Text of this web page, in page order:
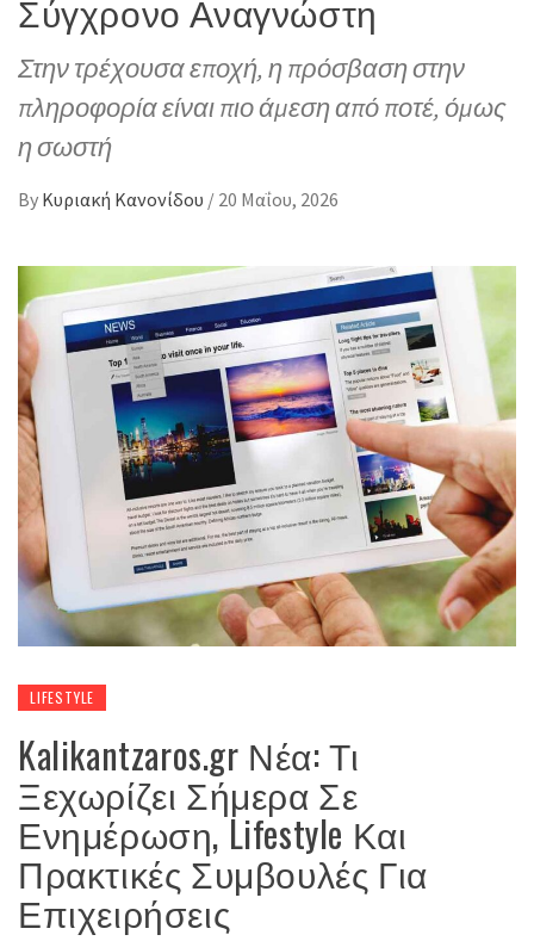
Σύγχρονο Αναγνώστη
Στην τρέχουσα εποχή, η πρόσβαση στην
πληροφορία είναι πιο άμεση από ποτέ, όμως
η σωστή
By Κυριακή Κανονίδου / 20 Μαΐου, 2026
LIFESTYLE
Kalikantzaros.gr Νέα: Τι
Ξεχωρίζει Σήμερα Σε
Ενημέρωση, Lifestyle Και
Πρακτικές Συμβουλές Για
Επιχειρήσεις